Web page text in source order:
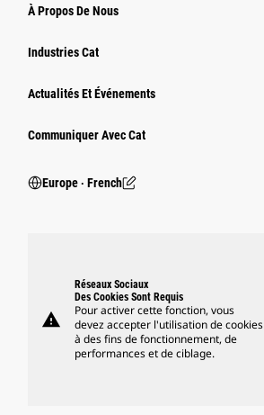
À Propos De Nous
Industries Cat
Actualités Et Événements
Communiquer Avec Cat
Europe ‧ French
warning
Réseaux Sociaux
Des Cookies Sont Requis
Pour activer cette fonction, vous
devez accepter l'utilisation de cookies
à des fins de fonctionnement, de
performances et de ciblage.